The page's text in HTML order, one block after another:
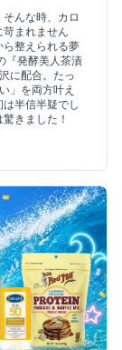
んな時、カロ
苛まれません
ら整えられる夢
『発酵美人茶漬
に配合。たっ
」を両方叶え
半信半疑でし
きました！